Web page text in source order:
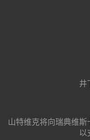
井
山特维克将向瑞典维
以